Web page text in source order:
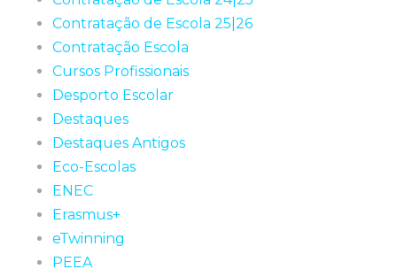
Contratação de Escola 25|26
Contratação Escola
Cursos Profissionais
Desporto Escolar
Destaques
Destaques Antigos
Eco-Escolas
ENEC
Erasmus+
eTwinning
PEEA